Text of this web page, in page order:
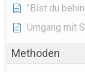
"Bist du
Umgang mit
Methoden